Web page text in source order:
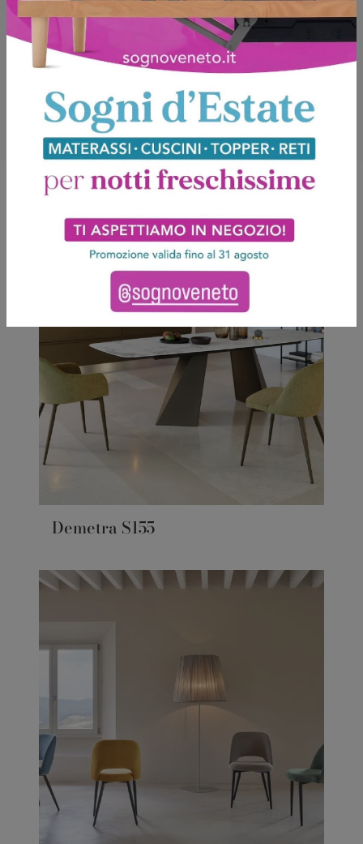
Potrebbero piacerti anche
Demetra S155